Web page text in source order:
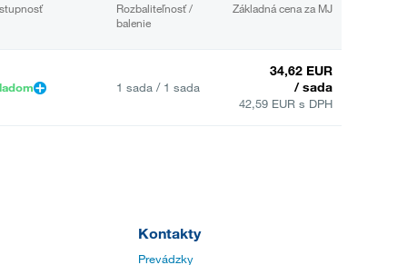
Rozbaliteľnosť /
balenie
Základná cena za MJ
1 sada / 1 sada
34,62 EUR
/ sada
42,59 EUR s DPH
Kontakty
Prevádzky